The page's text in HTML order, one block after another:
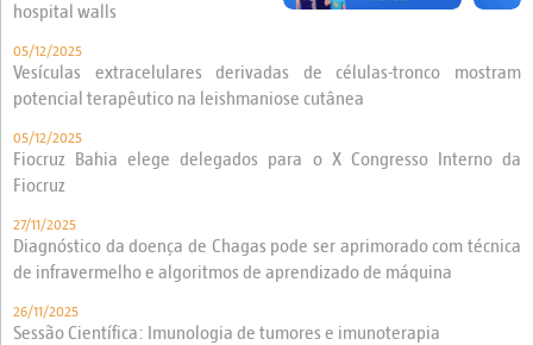
hospital walls
05/12/2025
Vesículas extracelulares derivadas de células-tronco mostram
potencial terapêutico na leishmaniose cutânea
05/12/2025
Fiocruz Bahia elege delegados para o X Congresso Interno da
Fiocruz
27/11/2025
Diagnóstico da doença de Chagas pode ser aprimorado com técnica
de infravermelho e algoritmos de aprendizado de máquina
26/11/2025
Sessão Científica: Imunologia de tumores e imunoterapia